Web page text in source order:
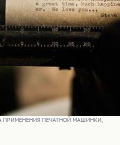
ПРИМЕНЕНИЯ ПЕЧАТНОЙ МАШИНКИ,